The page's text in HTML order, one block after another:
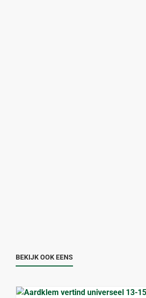
BEKIJK OOK EENS